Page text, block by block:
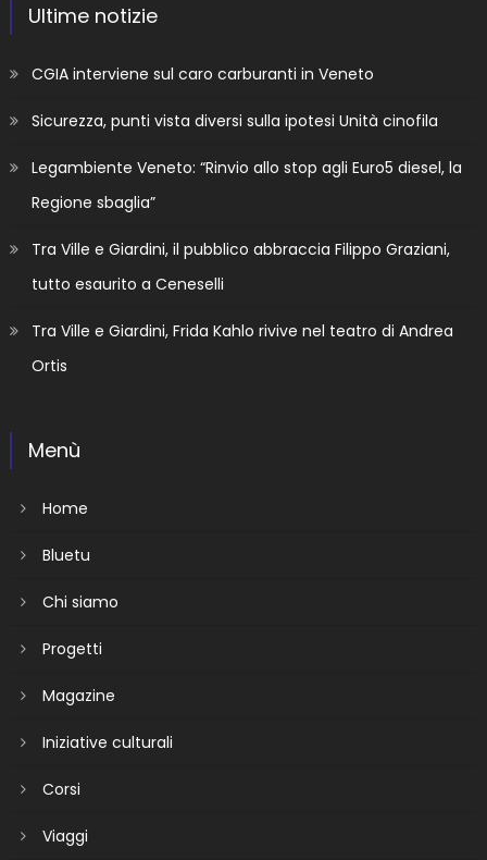
Ultime notizie
CGIA interviene sul caro carburanti in Veneto
Sicurezza, punti vista diversi sulla ipotesi Unità cinofila
Legambiente Veneto: “Rinvio allo stop agli Euro5 diesel, la
Regione sbaglia”
Tra Ville e Giardini, il pubblico abbraccia Filippo Graziani,
tutto esaurito a Ceneselli
Tra Ville e Giardini, Frida Kahlo rivive nel teatro di Andrea
Ortis
Menù
Home
Bluetu
Chi siamo
Progetti
Magazine
Iniziative culturali
Corsi
Viaggi